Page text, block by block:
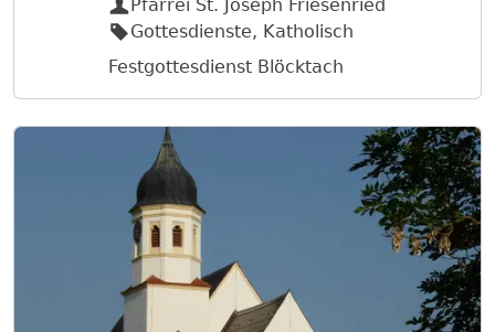
Pfarrei St. Joseph Friesenried
Gottesdienste, Katholisch
Festgottesdienst Blöcktach